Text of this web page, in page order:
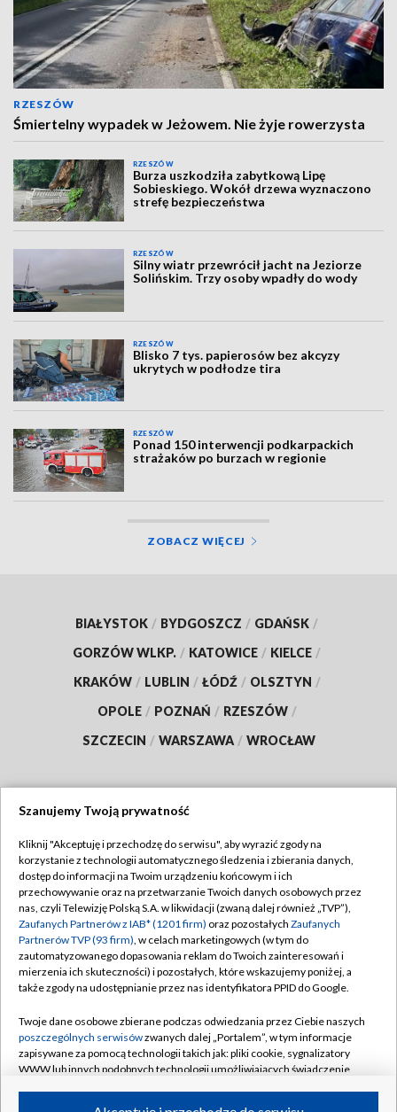
RZESZÓW
Śmiertelny wypadek w Jeżowem. Nie żyje rowerzysta
RZESZÓW
Burza uszkodziła zabytkową Lipę
Sobieskiego. Wokół drzewa wyznaczono
strefę bezpieczeństwa
RZESZÓW
Silny wiatr przewrócił jacht na Jeziorze
Solińskim. Trzy osoby wpadły do wody
RZESZÓW
Blisko 7 tys. papierosów bez akcyzy
ukrytych w podłodze tira
RZESZÓW
Ponad 150 interwencji podkarpackich
strażaków po burzach w regionie
ZOBACZ WIĘCEJ
BIAŁYSTOK / BYDGOSZCZ / GDAŃSK /
GORZÓW WLKP. / KATOWICE / KIELCE /
KRAKÓW / LUBLIN / ŁÓDŹ / OLSZTYN /
OPOLE / POZNAŃ / RZESZÓW /
SZCZECIN / WARSZAWA / WROCŁAW
TVP
Abonament TVP
Emisja w TVP
Centrum informacji TVP
Naziemna Telewizja Cyfrowa
Rada Programowa
System NOS
Informacje o nadawcy
Regulamin TVP
Polityka prywatności
Moje zgody
Pomoc
Kontakt
Kanały
Szanujemy Twoją prywatność
Kliknij "Akceptuję i przechodzę do serwisu", aby wyrazić zgody na
korzystanie z technologii automatycznego śledzenia i zbierania danych,
dostęp do informacji na Twoim urządzeniu końcowym i ich
przechowywanie oraz na przetwarzanie Twoich danych osobowych przez
nas, czyli Telewizję Polską S.A. w likwidacji (zwaną dalej również „TVP”),
Zaufanych Partnerów z IAB* (1201 firm) oraz pozostałych Zaufanych
Partnerów TVP (93 firm), w celach marketingowych (w tym do
zautomatyzowanego dopasowania reklam do Twoich zainteresowań i
mierzenia ich skuteczności) i pozostałych, które wskazujemy poniżej, a
także zgody na udostępnianie przez nas identyfikatora PPID do Google.
Twoje dane osobowe zbierane podczas odwiedzania przez Ciebie naszych
poszczególnych serwisówzwanych dalej „Portalem”, w tym informacje
zapisywane za pomocą technologii takich jak: pliki cookie, sygnalizatory
WWW lub innych podobnych technologii umożliwiających świadczenie